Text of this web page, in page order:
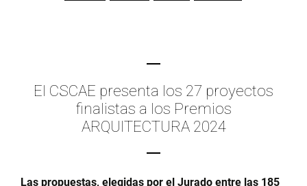
El CSCAE presenta los 27 proyectos
finalistas a los Premios
ARQUITECTURA 2024
Las propuestas, elegidas por el Jurado entre las 185